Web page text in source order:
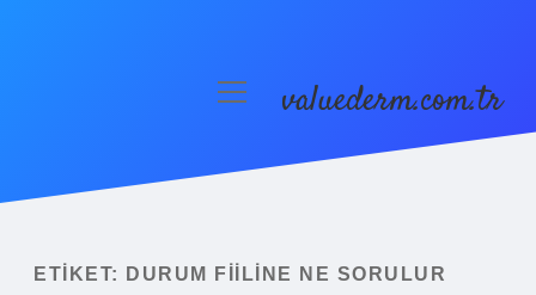
Yasal Uyarı
menüyüvaluederm.com.tr
ETIKET: DURUM FIILINE NE SORULUR